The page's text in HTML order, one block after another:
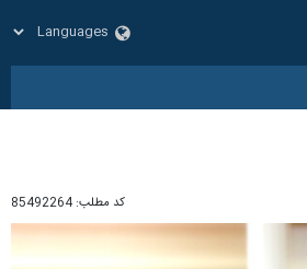
کد مطلب: 85492264